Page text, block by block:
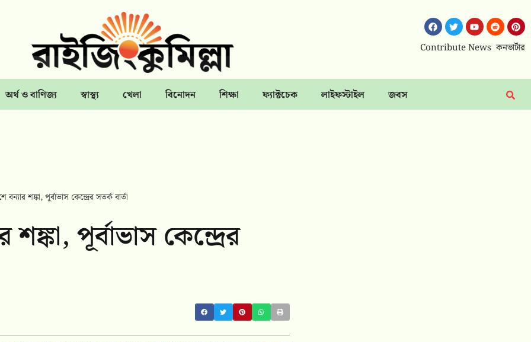
Contribute News কনভার্টার
অর্থ ও বাণিজ্য স্বাস্থ্য খেলা বিনোদন শিক্ষা ফ্যাক্টচেক লাইফস্টাইল জবস
শঙ্কা, পূর্বাভাস কেন্দ্রের সতর্ক বার্তা
পূর্বাভাস কেন্দ্রের